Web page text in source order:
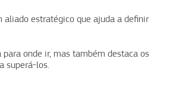
estratégico que ajuda a definir
onde ir, mas também destaca os
superá-los.